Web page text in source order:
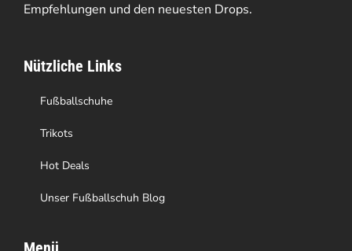
können
der
Produktseite
gewählt
werden
Empfehlungen und den neuesten Drops.
Nützliche Links
Fußballschuhe
Trikots
Hot Deals
Unser Fußballschuh Blog